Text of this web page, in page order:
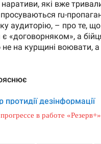
прогрессе в работе «Резерв+»